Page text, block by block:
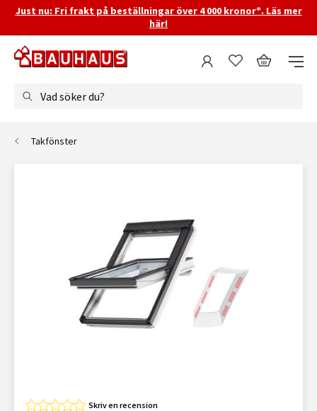
Just nu: Fri frakt på beställningar över 4 000 kronor*. Läs mer
här!
Vad söker du?
Takfönster
Skriv en recension